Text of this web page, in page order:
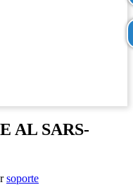
AL SARS-
soporte